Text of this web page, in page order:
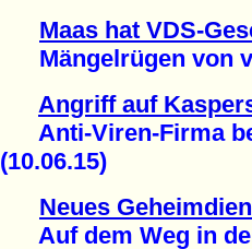
Maas hat VDS-
Mängelrügen von
Angriff auf
Anti-Viren-Firma
(10.06.15)
Neues
Auf dem Weg in